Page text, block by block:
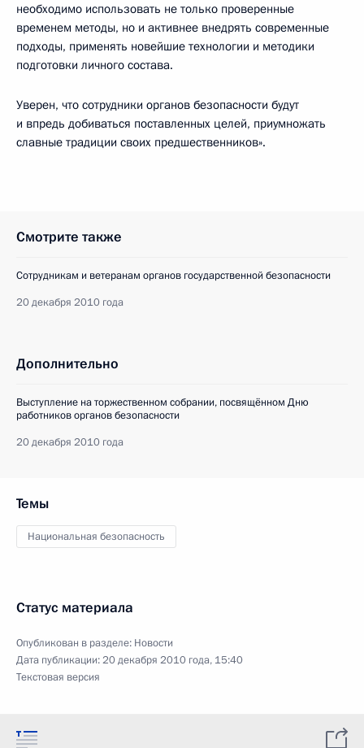
необходимо использовать не только проверенные
временем методы, но и активнее внедрять современные
подходы, применять новейшие технологии и методики
подготовки личного состава.
Уверен, что сотрудники органов безопасности будут
и впредь добиваться поставленных целей, приумножать
славные традиции своих предшественников».
Смотрите также
Сотрудникам и ветеранам органов государственной безопасности
20 декабря 2010 года
Дополнительно
Выступление на торжественном собрании, посвящённом Дню
работников органов безопасности
20 декабря 2010 года
Темы
Национальная безопасность
Статус материала
Опубликован в разделе: Новости
Дата публикации:20 декабря 2010 года, 15:40
Текстовая версия